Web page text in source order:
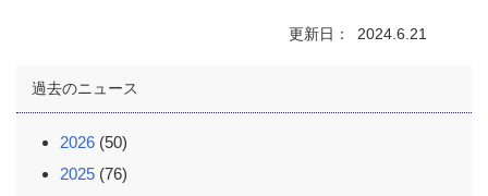
更新日 2024.6.21
過去のニュース
2026 (50)
2025 (76)